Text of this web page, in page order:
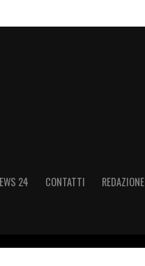
24 CONTATTI REDAZIONE